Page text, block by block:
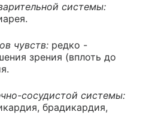
системы:
чувств: редко -
зрения (вплоть до
сосудистой системы:
брадикардия,